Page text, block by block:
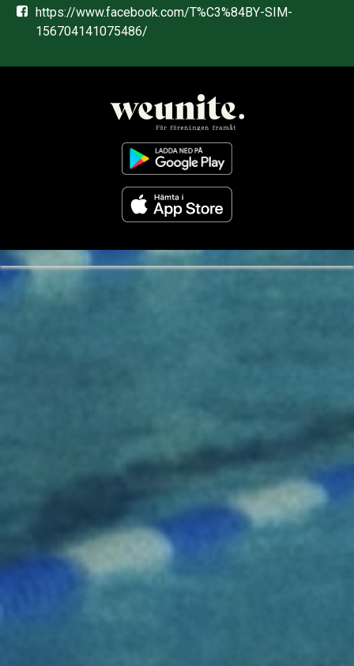
https://www.facebook.com/T%C3%84BY-SIM-
156704141075486/